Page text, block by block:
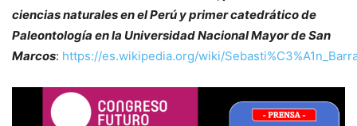
ciencias naturales en el Perú y primer catedrático de
Paleontología en la Universidad Nacional Mayor de San
Marcos: https://es.wikipedia.org/wiki/